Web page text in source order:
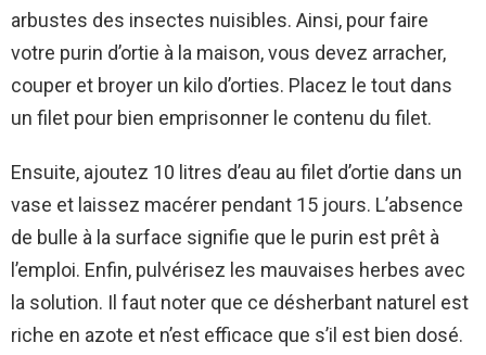
arbustes des insectes nuisibles. Ainsi, pour faire
votre purin d’ortie à la maison, vous devez arracher,
couper et broyer un kilo d’orties. Placez le tout dans
un filet pour bien emprisonner le contenu du filet.
Ensuite, ajoutez 10 litres d’eau au filet d’ortie dans un
vase et laissez macérer pendant 15 jours. L’absence
de bulle à la surface signifie que le purin est prêt à
l’emploi. Enfin, pulvérisez les mauvaises herbes avec
la solution. Il faut noter que ce désherbant naturel est
riche en azote et n’est efficace que s’il est bien dosé.